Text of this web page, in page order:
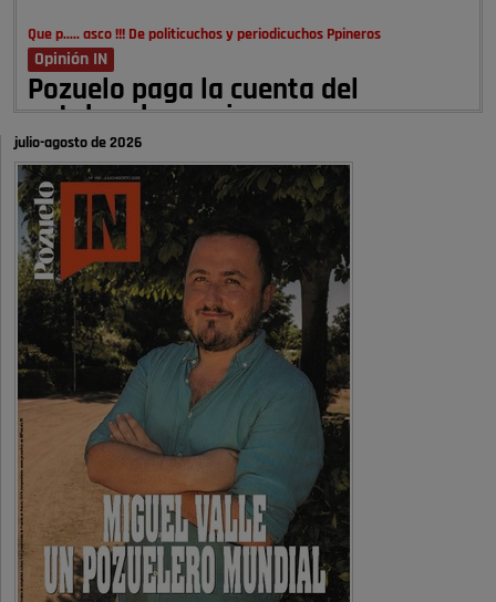
Que p..... asco !!! De politicuchos y periodicuchos Ppineros
Opinión IN
Pozuelo paga la cuenta del
autobombo: casi …
Señora Alcaldesa Ud no ha vivido nunca en Pozuelo , pero yo si desde
hace más de 60 años , …
Pozuelo de Alarcón
Quejas por el deterioro de la
limpieza …
A ver si es posible que haya vivienda para familias con hijos y no
solamente jóvenes que no es tan …
Pozuelo de Alarcón
Pozuelo desbloquea
definitivamente Huerta Grande: las
obras …
Donde pueden inscribirse las personas empadronados en Pozuelo para
la vivienda asequible .
Pozuelo de Alarcón
Pozuelo desbloquea
julio-agosto de 2026